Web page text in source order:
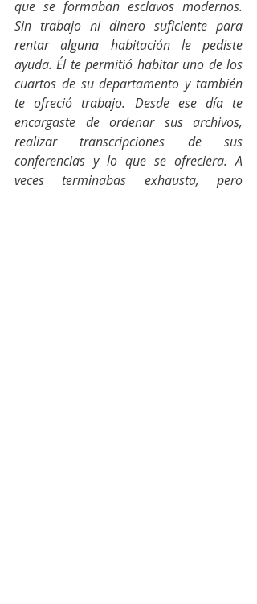
que se formaban esclavos modernos.
Sin trabajo ni dinero suficiente para
rentar alguna habitación le pediste
ayuda. Él te permitió habitar uno de los
cuartos de su departamento y también
te ofreció trabajo. Desde ese día te
encargaste de ordenar sus archivos,
realizar transcripciones de sus
conferencias y lo que se ofreciera. A
veces terminabas exhausta, pero